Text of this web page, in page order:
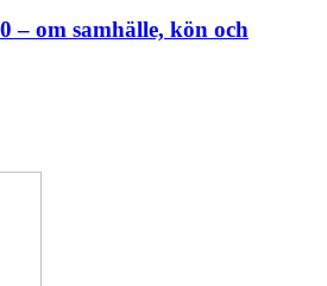
– om samhälle, kön och